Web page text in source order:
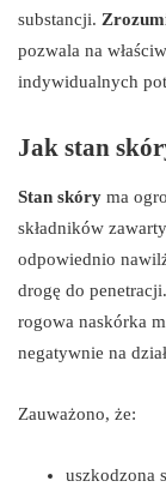
substancji.
pozwala na
indywidualnych
Jak stan
Stan skóry ma
składników
odpowiednio
drogę do
rogowa naskórka
negatywnie na
Zauważono, że:
uszkodzona